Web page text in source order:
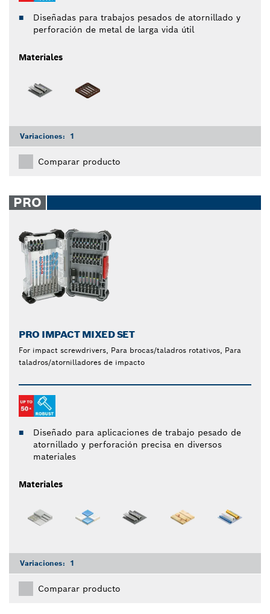
Diseñadas para trabajos pesados de atornillado y
perforación de metal de larga vida útil
Materiales
Variaciones: 1
Comparar producto
PRO
PRO IMPACT MIXED SET
For impact screwdrivers, Para brocas/taladros rotativos, Para
taladros/atornilladores de impacto
Diseñado para aplicaciones de trabajo pesado de
atornillado y perforación precisa en diversos
materiales
Materiales
Variaciones: 1
Comparar producto